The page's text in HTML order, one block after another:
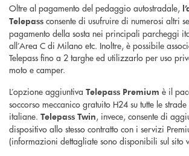
Oltre al pagamento del pedaggio autostradale,
Telepass consente di usufruire di numerosi altri
pagamento della sosta nei principali parcheggi
all’Area C di Milano etc. Inoltre, è possibile
Telepass fino a 2 targhe ed utilizzarlo per uso
moto e camper.
L’opzione aggiuntiva Telepass Premium è il
soccorso meccanico gratuito H24 su tutte le
italiane. Telepass Twin, invece, consente di
dispositivo allo stesso contratto con i servizi
(informazioni dettagliate sono disponibili sul sito